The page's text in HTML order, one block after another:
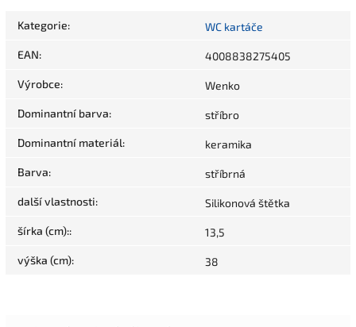
Kategorie: WC kartáče
EAN: 4008838275405
Výrobce: Wenko
Dominantní barva: stříbro
Dominantní materiál: keramika
Barva: stříbrná
další vlastnosti: Silikonová štětka
šírka (cm):: 13,5
výška (cm): 38